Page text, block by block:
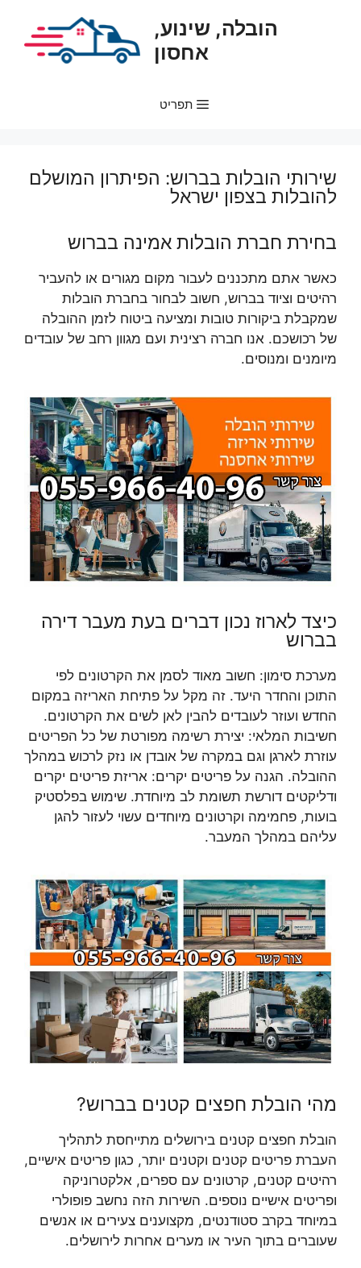
הובלה, שינוע,
אחסון
תפריט
שירותי הובלות בברוש: הפיתרון המושלם
להובלות בצפון ישראל
בחירת חברת הובלות אמינה בברוש
כאשר אתם מתכננים לעבור מקום מגורים או להעביר
רהיטים וציוד בברוש, חשוב לבחור בחברת הובלות
שמקבלת ביקורות טובות ומציעה ביטוח לזמן ההובלה
של רכושכם. אנו חברה רצינית ועם מגוון רחב של עובדים
מיומנים ומנוסים.
כיצד לארוז נכון דברים בעת מעבר דירה
בברוש
מערכת סימון: חשוב מאוד לסמן את הקרטונים לפי
התוכן והחדר היעד. זה מקל על פתיחת האריזה במקום
החדש ועוזר לעובדים להבין לאן לשים את הקרטונים.
חשיבות המלאי: יצירת רשימה מפורטת של כל הפריטים
עוזרת לארגן וגם במקרה של אובדן או נזק לרכוש במהלך
ההובלה. הגנה על פריטים יקרים: אריזת פריטים יקרים
ודליקטים דורשת תשומת לב מיוחדת. שימוש בפלסטיק
בועות, פחמימה וקרטונים מיוחדים עשוי לעזור להגן
עליהם במהלך המעבר.
מהי הובלת חפצים קטנים בברוש?
הובלת חפצים קטנים בירושלים מתייחסת לתהליך
העברת פריטים קטנים וקטנים יותר, כגון פריטים אישיים,
רהיטים קטנים, קרטונים עם ספרים, אלקטרוניקה
ופריטים אישיים נוספים. השירות הזה נחשב פופולרי
במיוחד בקרב סטודנטים, מקצוענים צעירים או אנשים
שעוברים בתוך העיר או מערים אחרות לירושלים.